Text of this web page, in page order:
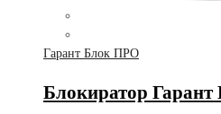
Гарант Блок ПРО
Блокиратор